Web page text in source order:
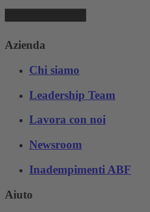
Azienda
Chi siamo
Leadership Team
Lavora con noi
Newsroom
Inadempimenti ABF
Aiuto